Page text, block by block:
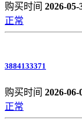
购买时间 2026-05-
正常
3884133371
购买时间 2026-06-
正常